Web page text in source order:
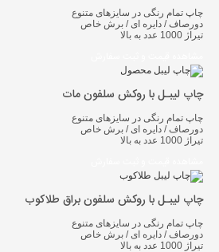
چاپ تمام رنگی در سایزهای متنوع
دورصاف / دایره ای / برش خاص
تیراژ 1000 عدد به بالا
چاپ لیبـل با روکش سلفون مات
چاپ تمام رنگی در سایزهای متنوع
دورصاف / دایره ای / برش خاص
تیراژ 1000 عدد به بالا
چاپ لیبـل با روکش سلفون براق طلاکوب
چاپ تمام رنگی در سایزهای متنوع
دورصاف / دایره ای / برش خاص
تیراژ 1000 عدد به بالا